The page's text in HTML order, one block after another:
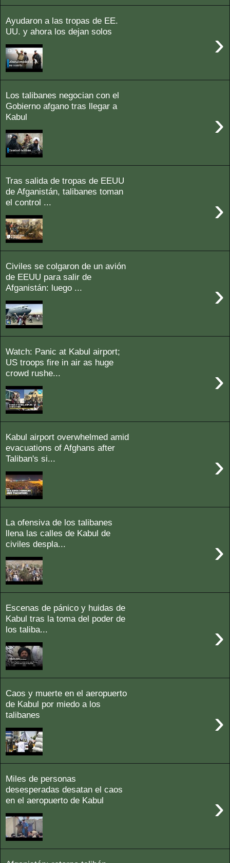
Ayudaron a las tropas de EE.
UU. y ahora los dejan solos
›
Los talibanes negocian con el
Gobierno afgano tras llegar a
Kabul
›
Tras salida de tropas de EEUU
de Afganistán, talibanes toman
el control ...
›
Civiles se colgaron de un avión
de EEUU para salir de
Afganistán: luego ...
›
Watch: Panic at Kabul airport;
US troops fire in air as huge
crowd rushe...
›
Kabul airport overwhelmed amid
evacuations of Afghans after
Taliban's si...
›
La ofensiva de los talibanes
llena las calles de Kabul de
civiles despla...
›
Escenas de pánico y huidas de
Kabul tras la toma del poder de
los taliba...
›
Caos y muerte en el aeropuerto
de Kabul por miedo a los
talibanes
›
Miles de personas
desesperadas desatan el caos
en el aeropuerto de Kabul
›